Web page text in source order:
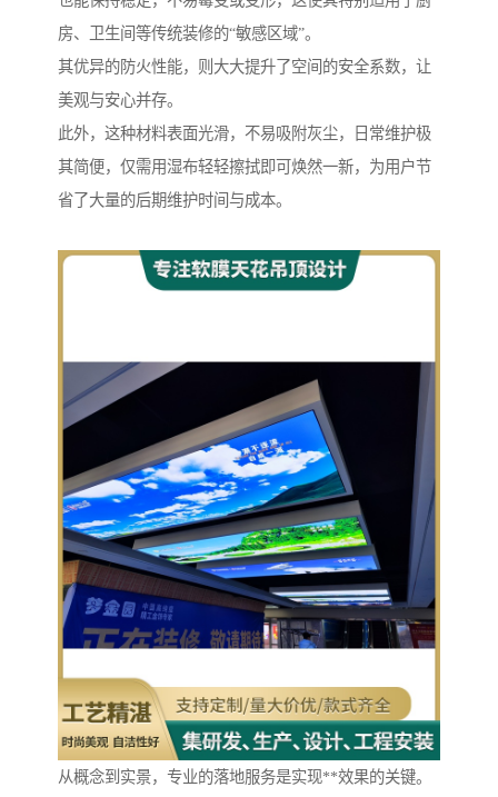
房、卫生间等传统装修的“敏感区域”。
其优异的防火性能，则大大提升了空间的安全系数，让
美观与安心并存。
此外，这种材料表面光滑，不易吸附灰尘，日常维护极
其简便，仅需用湿布轻轻擦拭即可焕然一新，为用户节
省了大量的后期维护时间与成本。
从概念到实景，专业的落地服务是实现**效果的关键。